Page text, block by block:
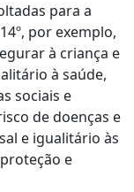
para a
por exemplo,
à criança e
à saúde,
sociais e
de doenças e
e igualitário às
e